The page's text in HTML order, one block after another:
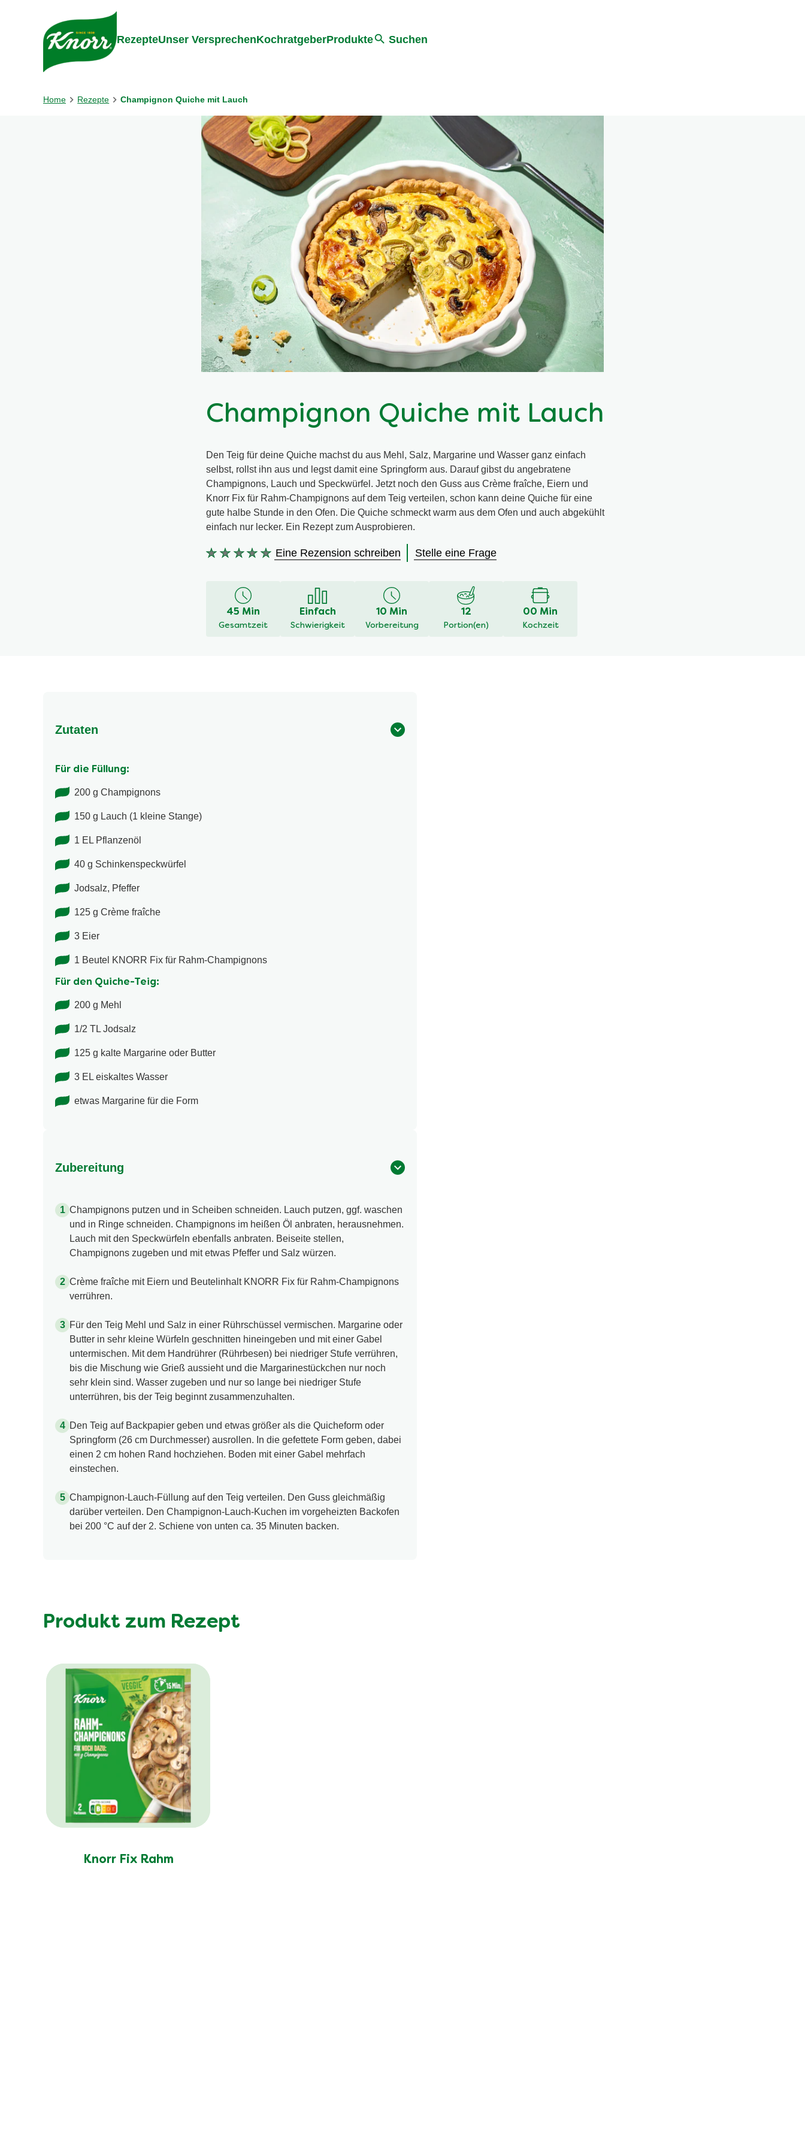
Gehe zu:
RezepteUnser VersprechenKochratgeberProdukte Suchen
Home Rezepte Champignon Quiche mit Lauch
Champignon Quiche mit Lauch
Den Teig für deine Quiche machst du aus Mehl, Salz, Margarine und Wasser ganz einfach
selbst, rollst ihn aus und legst damit eine Springform aus. Darauf gibst du angebratene
Champignons, Lauch und Speckwürfel. Jetzt noch den Guss aus Crème fraîche, Eiern und
Knorr Fix für Rahm-Champignons auf dem Teig verteilen, schon kann deine Quiche für eine
gute halbe Stunde in den Ofen. Die Quiche schmeckt warm aus dem Ofen und auch abgekühlt
einfach nur lecker. Ein Rezept zum Ausprobieren.
Keine
dieses
recipe
Eine Rezension schreiben Stelle eine Frage
45 Min
Gesamtzeit
Einfach
Schwierigkeit
10 Min
Vorbereitung
12
Portion(en)
00 Min
Kochzeit
Zutaten
Für die Füllung:
200 g Champignons
150 g Lauch (1 kleine Stange)
1 EL Pflanzenöl
40 g Schinkenspeckwürfel
Jodsalz, Pfeffer
125 g Crème fraîche
3 Eier
1 Beutel KNORR Fix für Rahm-Champignons
Für den Quiche-Teig:
200 g Mehl
1/2 TL Jodsalz
125 g kalte Margarine oder Butter
3 EL eiskaltes Wasser
etwas Margarine für die Form
Zubereitung
Champignons putzen und in Scheiben schneiden. Lauch putzen, ggf. waschen
und in Ringe schneiden. Champignons im heißen Öl anbraten, herausnehmen.
Lauch mit den Speckwürfeln ebenfalls anbraten. Beiseite stellen,
Champignons zugeben und mit etwas Pfeffer und Salz würzen.
Crème fraîche mit Eiern und Beutelinhalt KNORR Fix für Rahm-Champignons
verrühren.
Für den Teig Mehl und Salz in einer Rührschüssel vermischen. Margarine oder
Butter in sehr kleine Würfeln geschnitten hineingeben und mit einer Gabel
untermischen. Mit dem Handrührer (Rührbesen) bei niedriger Stufe verrühren,
bis die Mischung wie Grieß aussieht und die Margarinestückchen nur noch
sehr klein sind. Wasser zugeben und nur so lange bei niedriger Stufe
unterrühren, bis der Teig beginnt zusammenzuhalten.
Den Teig auf Backpapier geben und etwas größer als die Quicheform oder
Springform (26 cm Durchmesser) ausrollen. In die gefettete Form geben, dabei
einen 2 cm hohen Rand hochziehen. Boden mit einer Gabel mehrfach
einstechen.
Champignon-Lauch-Füllung auf den Teig verteilen. Den Guss gleichmäßig
darüber verteilen. Den Champignon-Lauch-Kuchen im vorgeheizten Backofen
bei 200 °C auf der 2. Schiene von unten ca. 35 Minuten backen.
Produkt zum Rezept
Knorr Fix Rahm